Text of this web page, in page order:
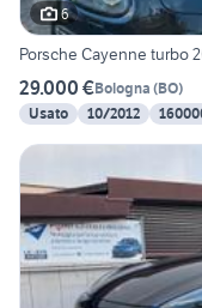
6
Porsche Cayenne turbo
29.000 €Bologna (BO)
Usato
10/2012